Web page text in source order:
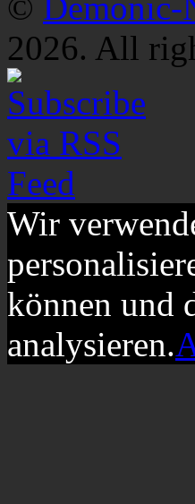
© Demonic-
2026. All
Wir
können und
analysieren.